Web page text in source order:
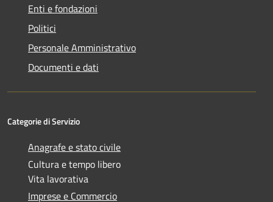
Enti e fondazioni
Politici
Personale Amministrativo
Documenti e dati
Categorie di Servizio
Anagrafe e stato civile
Cultura e tempo libero
Vita lavorativa
Imprese e Commercio